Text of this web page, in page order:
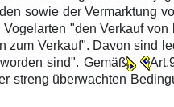
sowie der Vermarktung
"den Verkauf
zum Verkauf". Davon sind
sind". Gemäß
streng überwachten